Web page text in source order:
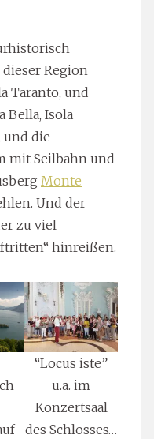
Region
Taranto, und
Bella, Isola
und die
mit Seilbahn und
Monte
Und der
zu viel
hinreißen.
“Locus iste”
u.a. im
Konzertsaal
des Schlosses…